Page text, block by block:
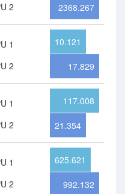
2
2368.267
1
2
10.121
17.829
1
2
117.008
21.354
1
2
625.621
992.132